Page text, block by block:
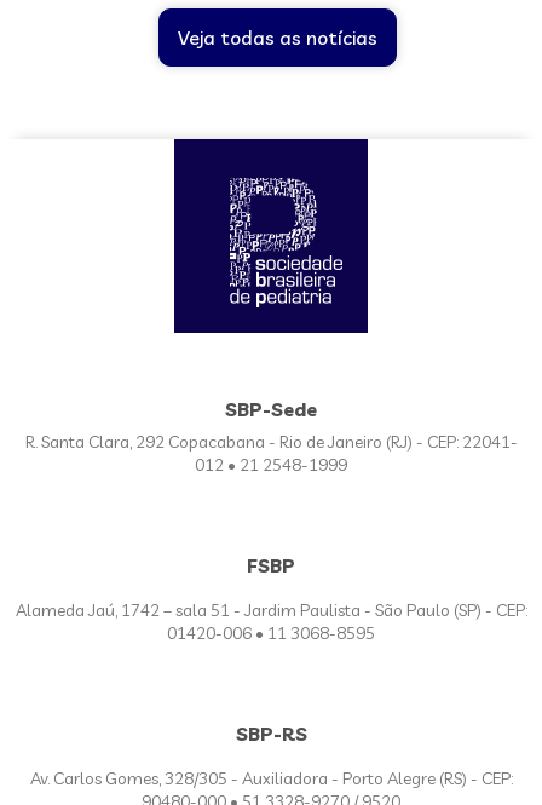
Veja todas as notícias
SBP-Sede
R. Santa Clara, 292 Copacabana - Rio de Janeiro (RJ) - CEP: 22041-
012 • 21 2548-1999
FSBP
Alameda Jaú, 1742 – sala 51 - Jardim Paulista - São Paulo (SP) - CEP:
01420-006 • 11 3068-8595
SBP-RS
Av. Carlos Gomes, 328/305 - Auxiliadora - Porto Alegre (RS) - CEP: